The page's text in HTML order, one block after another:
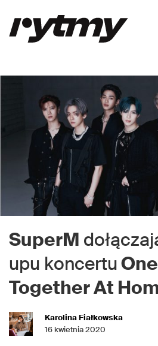
SuperM
upu koncertu
Together At
Karolina Fiałkowska
16 kwietnia 2020